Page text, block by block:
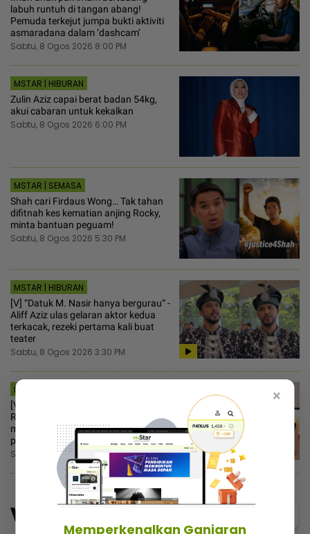
labuh runtuh di tangan abang!
Pemuda terkejut jumpa bukti aktiviti
asmaradana dalam ‘dashcam’
Sabtu, 8 Ogos 2026 8:00 PM
MSTAR | HIBURAN
Zulin Aziz capai berat badan 54kg,
akui cabaran untuk kekalkan
Sabtu, 8 Ogos 2026 6:00 PM
MSTAR | SEMASA
Shah cari Firdaus Wong… Tak tahan
difitnah kes kematian anjing Rocky,
minta bantuan peguam!
Sabtu, 8 Ogos 2026 5:30 PM
MSTAR | HIBURAN
[V] “Datuk M. Nasir hanya bergurau“ -
Aliff Aziz ulas gelaran aktor kedua
terkacak, rezeki pertama kali buat
teater
Sabtu, 8 Ogos 2026 3:30 PM
MSTAR | HIBURAN
[V] “Macam tak rasa bersalah“ -
Ruhainies ambil tindakan, vendor
makanan salah guna nama untuk
pemasaran
Sabtu, 8 Ogos 2026 2:30 PM
Video
×
Memperkenalkan Ganjaran